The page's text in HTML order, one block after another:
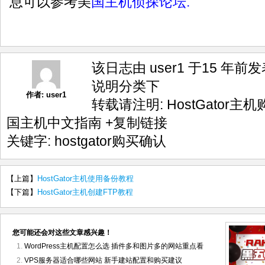
作者: user1
该日志由 user1 于15 年前发
说明分类下
转载请注明: HostGator主机
国主机中文指南 +复制链接
关键字: hostgator购买确认
【上篇】
HostGator主机使用备份教程
【下篇】
HostGator主机创建FTP教程
您可能还会对这些文章感兴趣！
WordPress主机配置怎么选 插件多和图片多的网站重点看
VPS服务器适合哪些网站 新手建站配置和购买建议